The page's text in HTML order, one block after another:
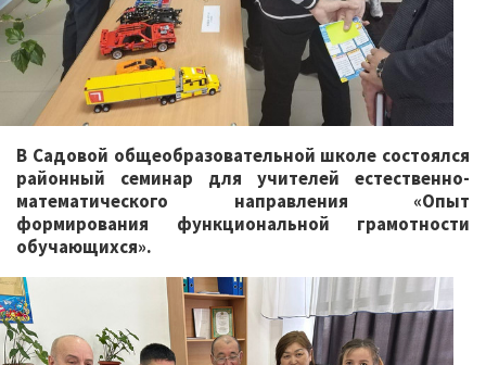
В Садовой общеобразовательной школе состоялся
районный семинар для учителей естественно-
математического направления «Опыт
формирования функциональной грамотности
обучающихся».